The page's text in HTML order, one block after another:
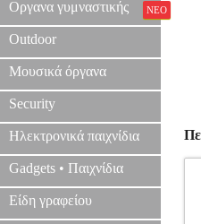
Οργανα γυμναστικής ΝΕΟ
Outdoor
Μουσικά όργανα
Security
Ηλεκτρονικά παιχνίδια
Gadgets • Παιχνίδια
Είδη γραφείου